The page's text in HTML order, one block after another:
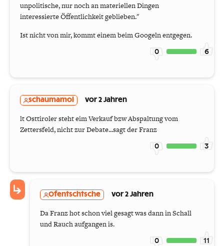
unpolitische, nur noch an materiellen Dingen
interessierte Öffentlichkeit geblieben."
Ist nicht von mir, kommt einem beim Googeln entgegen.
0 6
schaumamol vor 2 Jahren
lt Osttiroler steht eim Verkauf bzw Abspaltung vom
Zettersfeld, nicht zur Debate...sagt der Franz
0 3
Ofentschtsche vor 2 Jahren
Da Franz hot schon viel gesagt was dann in Schall
und Rauch aufgangen is.
0 11